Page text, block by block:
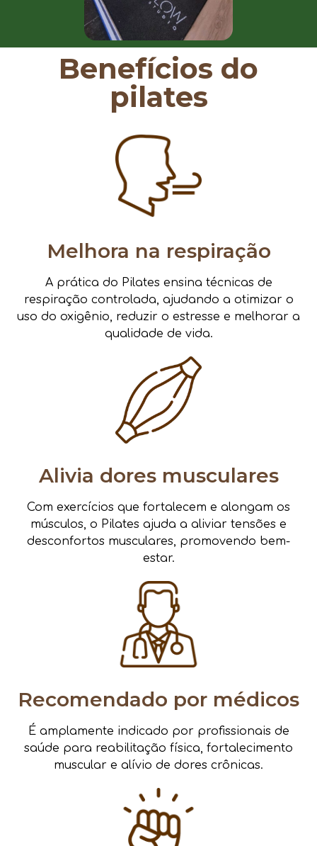
Benefícios do
pilates
Melhora na respiração
A prática do Pilates ensina técnicas de
respiração controlada, ajudando a otimizar o
uso do oxigênio, reduzir o estresse e melhorar a
qualidade de vida.
Alivia dores musculares
Com exercícios que fortalecem e alongam os
músculos, o Pilates ajuda a aliviar tensões e
desconfortos musculares, promovendo bem-
estar.
Recomendado por médicos
É amplamente indicado por profissionais de
saúde para reabilitação física, fortalecimento
muscular e alívio de dores crônicas.